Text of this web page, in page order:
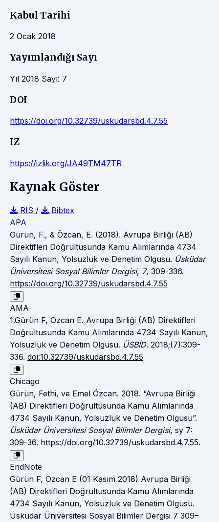
Kabul Tarihi
2 Ocak 2018
Yayımlandığı Sayı
Yıl 2018 Sayı: 7
DOI
https://doi.org/10.32739/uskudarsbd.4.7.55
IZ
https://izlik.org/JA49TM47TR
Kaynak Göster
RIS /
Bibtex
APA
Gürün, F., & Özcan, E. (2018). Avrupa Birliği (AB)
Direktifleri Doğrultusunda Kamu Alımlarında 4734
Sayılı Kanun, Yolsuzluk ve Denetim Olgusu. Üsküdar
Üniversitesi Sosyal Bilimler Dergisi, 7, 309-336.
https://doi.org/10.32739/uskudarsbd.4.7.55
AMA
1.Gürün F, Özcan E. Avrupa Birliği (AB) Direktifleri
Doğrultusunda Kamu Alımlarında 4734 Sayılı Kanun,
Yolsuzluk ve Denetim Olgusu. ÜSBİD. 2018;(7):309-
336. doi:10.32739/uskudarsbd.4.7.55
Chicago
Gürün, Fethi, ve Emel Özcan. 2018. “Avrupa Birliği
(AB) Direktifleri Doğrultusunda Kamu Alımlarında
4734 Sayılı Kanun, Yolsuzluk ve Denetim Olgusu”.
Üsküdar Üniversitesi Sosyal Bilimler Dergisi, sy 7:
309-36. https://doi.org/10.32739/uskudarsbd.4.7.55.
EndNote
Gürün F, Özcan E (01 Kasım 2018) Avrupa Birliği
(AB) Direktifleri Doğrultusunda Kamu Alımlarında
4734 Sayılı Kanun, Yolsuzluk ve Denetim Olgusu.
Üsküdar Üniversitesi Sosyal Bilimler Dergisi 7 309–